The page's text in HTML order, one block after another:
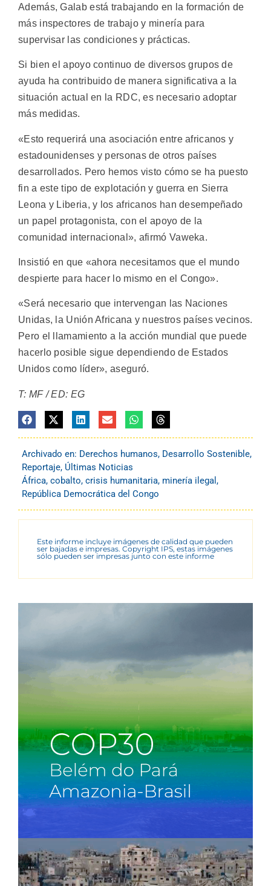
Además, Galab está trabajando en la formación de
más inspectores de trabajo y minería para
supervisar las condiciones y prácticas.
Si bien el apoyo continuo de diversos grupos de
ayuda ha contribuido de manera significativa a la
situación actual en la RDC, es necesario adoptar
más medidas.
«Esto requerirá una asociación entre africanos y
estadounidenses y personas de otros países
desarrollados. Pero hemos visto cómo se ha puesto
fin a este tipo de explotación y guerra en Sierra
Leona y Liberia, y los africanos han desempeñado
un papel protagonista, con el apoyo de la
comunidad internacional», afirmó Vaweka.
Insistió en que «ahora necesitamos que el mundo
despierte para hacer lo mismo en el Congo».
«Será necesario que intervengan las Naciones
Unidas, la Unión Africana y nuestros países vecinos.
Pero el llamamiento a la acción mundial que puede
hacerlo posible sigue dependiendo de Estados
Unidos como líder», aseguró.
T: MF / ED: EG
Archivado en: Derechos humanos, Desarrollo Sostenible,
Reportaje, Últimas Noticias
África, cobalto, crisis humanitaria, minería ilegal ,
República Democrática del Congo
Este informe incluye imágenes de calidad que pueden
ser bajadas e impresas. Copyright IPS, estas imágenes
sólo pueden ser impresas junto con este informe